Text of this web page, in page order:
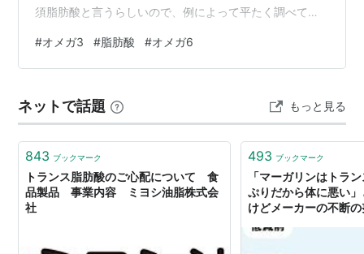
須脂肪酸と言うらしいので、例によって平たく調べてみ
#オメガ3 #脂肪酸 #オメガ6
ネットで話題 もっと見る
843 ブックマーク
トランス脂肪酸のご心配について 食
品製品 事業内容 ミヨシ油脂株式会
社
493 ブックマーク
「マーガリンはトラ
ぷりだから体に悪い
けどメーカーの不断